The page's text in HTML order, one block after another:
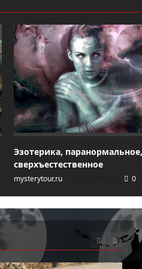
Эзотерика, паранормальное,
сверхъестественное
mysterytour.ru 0